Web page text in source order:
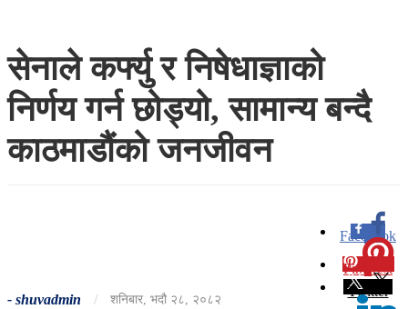
सेनाले कर्फ्यु र निषेधाज्ञाको
निर्णय गर्न छोड्यो, सामान्य बन्दै
काठमाडौंको जनजीवन
- shuvadmin / शनिबार, भदौ २८, २०८२
Facebook
0
Pinterest
Twitter